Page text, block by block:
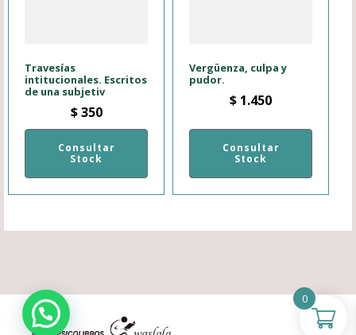
Travesías
intitucionales. Escritos
de una subjetiv
$350
Consultar
Stock
Vergüenza, culpa y
pudor.
$ 1.450
Consultar
Stock
0